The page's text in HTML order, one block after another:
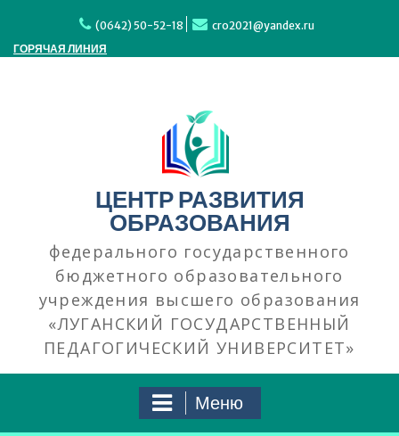
содержимому
(0642) 50-52-18
cro2021@yandex.ru
ГОРЯЧАЯ ЛИНИЯ
ЦЕНТР РАЗВИТИЯ
ОБРАЗОВАНИЯ
федерального государственного
бюджетного образовательного
учреждения высшего образования
«ЛУГАНСКИЙ ГОСУДАРСТВЕННЫЙ
ПЕДАГОГИЧЕСКИЙ УНИВЕРСИТЕТ»
Меню